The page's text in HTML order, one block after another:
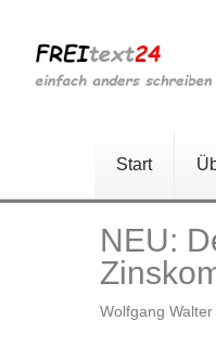
Start
NEU:
Wolfgang Walter